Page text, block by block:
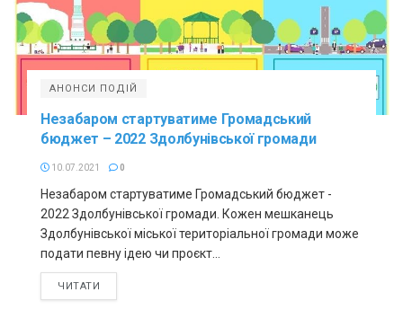
АНОНСИ ПОДІЙ
Незабаром стартуватиме Громадський
бюджет – 2022 Здолбунівської громади
10.07.2021 0
Незабаром стартуватиме Громадський бюджет -
2022 Здолбунівської громади. Кожен мешканець
Здолбунівської міської територіальної громади може
подати певну ідею чи проєкт...
ЧИТАТИ